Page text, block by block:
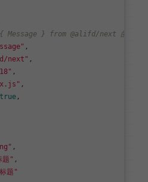
} from @alifd/next 的意思
,
next" ,
,
,
true ,
,
题" ,
题"